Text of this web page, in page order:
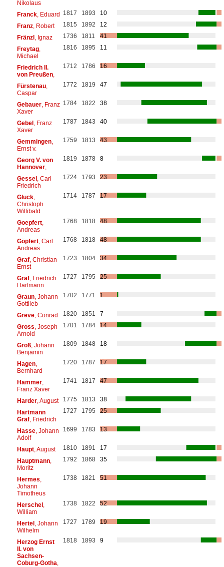
Nikolaus
Franck, Eduard 1817 1893
10
Franz, Robert 1815 1892
12
Fränzl, Ignaz 1736 1811
41
Freytag,
Michael
1816 1895 11
Friedrich II.
von Preußen,
1712 1786 16
Fürstenau,
Caspar
1772 1819 47
Gebauer, Franz
Xaver
1784 1822 38
Gebel, Franz
Xaver
1787 1843 40
Gemmingen,
Ernst v.
1759 1813 43
Georg V. von
Hannover,
1819 1878 8
Gessel, Carl
Friedrich
1724 1793 23
Gluck,
Christoph
Willibald
1714 1787 17
Goepfert,
Andreas
1768 1818 48
Göpfert, Carl
Andreas
1768 1818 48
Graf, Christian
Ernst
1723 1804 34
Graf, Friedrich
Hartmann
1727 1795 25
Graun, Johann
Gottlieb
1702 1771 1
Greve, Conrad 1820 1851
7
Gross , Joseph
Arnold
1701 1784 14
Groß, Johann
Benjamin
1809 1848 18
Hagen,
Bernhard
1720 1787 17
Hammer,
Franz Xaver
1741 1817 47
Harder, August 1775 1813
38
Hartmann
Graf, Friedrich
1727 1795 25
Hasse, Johann
Adolf
1699 1783 13
Haupt, August 1810 1891
17
Hauptmann,
Moritz
1792 1868 35
Hermes
Johann
Timotheus
1738 1821 51
Herschel,
William
1738 1822 52
Hertel, Johann
Wilhelm
1727 1789 19
Herzog Ernst
II. von
Sachsen-
Coburg-Gotha
1818 1893 9